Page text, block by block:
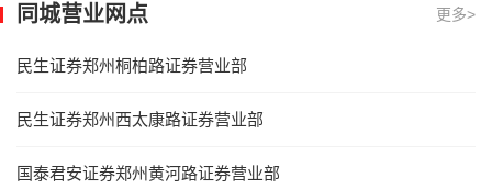
同城营业网点 更多>
民生证券郑州桐柏路证券营业部
民生证券郑州西太康路证券营业部
国泰君安证券郑州黄河路证券营业部